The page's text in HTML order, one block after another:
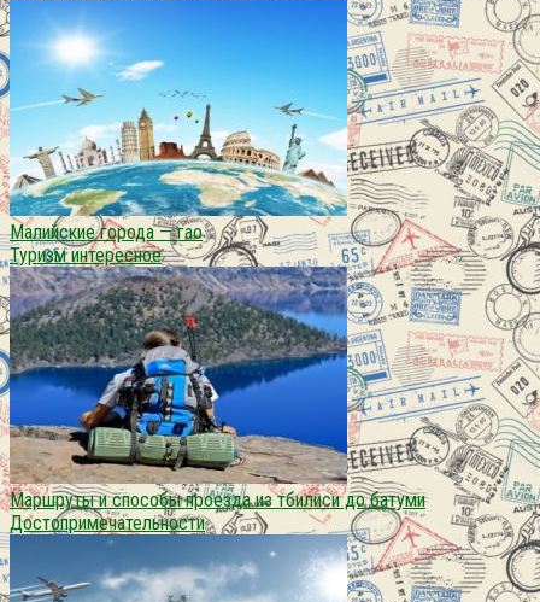
Малийские города — гао
Туризм интересное
Маршруты и способы проезда из тбилиси до батуми
Достопримечательности